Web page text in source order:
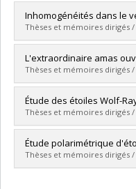
Graduate :Lapierre,
Cycle : Master's
Grade :M. Sc.
Lien vers le document
Inhomogénéités dans le
Thèses et mémoires dirigés /
Graduate :Robert,
Cycle : Doctoral
Grade :Ph. D.
Lien vers le document
L'extraordinaire amas
Thèses et mémoires dirigés /
Graduate :Beauchamp,
Cycle : Master's
Grade :M. Sc.
Lien vers le document
Étude des étoiles Wolf-
Thèses et mémoires dirigés /
Graduate :Drissen,
Cycle : Doctoral
Grade :Ph. D.
Étude polarimétrique
Thèses et mémoires dirigés /